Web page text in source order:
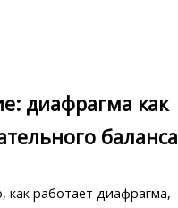
диафрагма как
баланса
как работает диафрагма,